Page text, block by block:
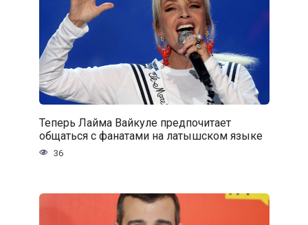
Теперь Лайма Вайкуле предпочитает
общаться с фанатами на латышском языке
36